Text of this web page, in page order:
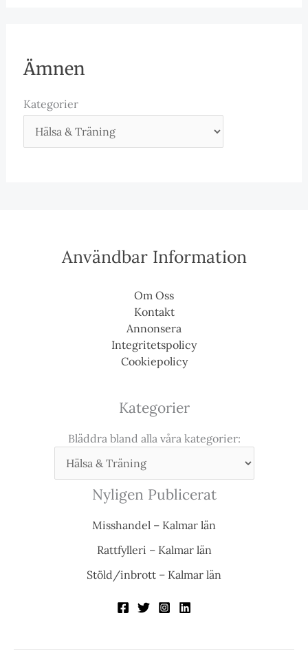
Ämnen
Kategorier
Användbar Information
Om Oss
Kontakt
Annonsera
Integritetspolicy
Cookiepolicy
Kategorier
Bläddra bland alla våra kategorier:
Nyligen Publicerat
Misshandel – Kalmar län
Rattfylleri – Kalmar län
Stöld/inbrott – Kalmar län